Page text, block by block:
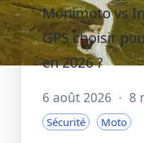
Monimoto vs
GPS choisir
en 2026 ?
6 août 2026 · 8
Sécurité Moto